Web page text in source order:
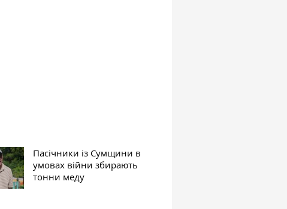
Пасічники із Сумщини в
умовах війни збирають
тонни меду